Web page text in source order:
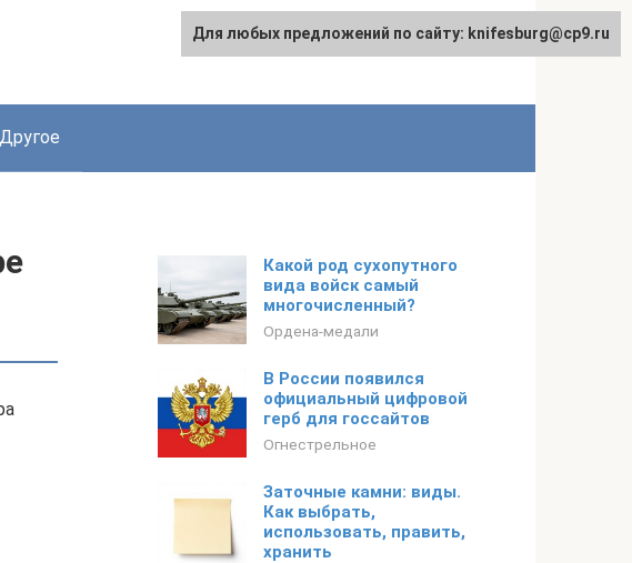
Другое
Какой род сухопутного
вида войск самый
многочисленный?
Ордена-медали
В России появился
официальный цифровой
герб для госсайтов
Огнестрельное
Заточные камни: виды.
Как выбрать,
использовать, править,
хранить
Для любых предложений по сайту: knifesburg@cp9.ru